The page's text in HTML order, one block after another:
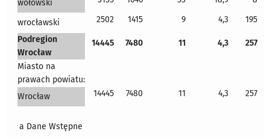
wołowski
wrocławski 2502 1415 9 4,3
195
Podregion
Wrocław
14445 7480 11 4,3 257
Miasto na
prawach powiatu:
Wrocław
14445 7480 11 4,3 257
a Dane Wstępne